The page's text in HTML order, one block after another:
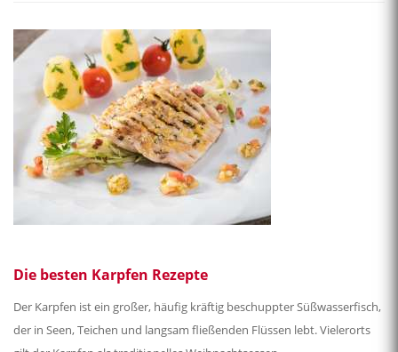
Die besten Karpfen Rezepte
Der Karpfen ist ein großer, häufig kräftig beschuppter Süßwasserfisch,
der in Seen, Teichen und langsam fließenden Flüssen lebt. Vielerorts